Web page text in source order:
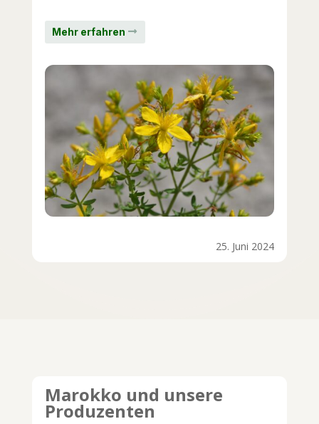
Mehr erfahren
25. Juni 2024
Marokko und unsere
Produzenten